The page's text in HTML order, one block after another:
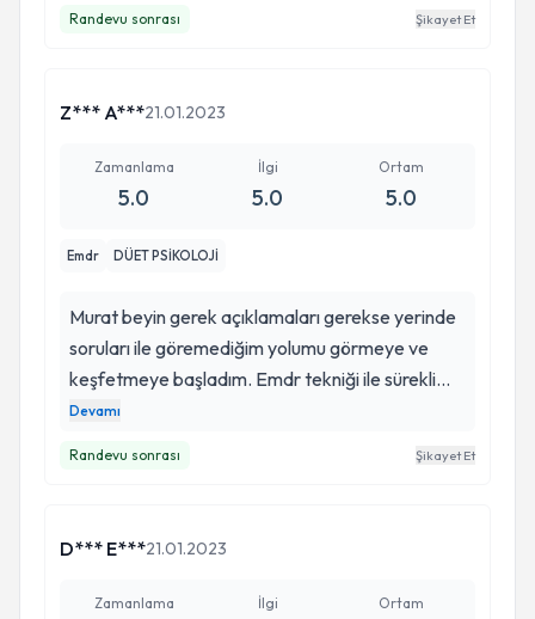
Randevu sonrası Şikayet Et
Z*** A***21.01.2023
Zamanlama
5.0
İlgi
5.0
Ortam
5.0
Emdr DÜET PSİKOLOJİ
Murat beyin gerek açıklamaları gerekse yerinde
soruları ile göremediğim yolumu görmeye ve
keşfetmeye başladım. Emdr tekniği ile sürekli
tekrarlanan döngülerimi nasıl kırdığımı yeni bir
yerdesiniz :)
Devamı
Randevu sonrası Şikayet Et
D*** E***21.01.2023
Zamanlama İlgi Ortam